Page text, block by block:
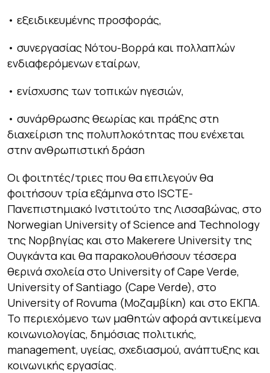
• εξειδικευμένης προσφοράς,
• συνεργασίας Νότου-Βορρά και πολλαπλών
ενδιαφερόμενων εταίρων,
• ενίσχυσης των τοπικών ηγεσιών,
• συνάρθρωσης θεωρίας και πράξης στη
διαχείριση της πολυπλοκότητας που ενέχεται
στην ανθρωπιστική δράση
Οι φοιτητές/τριες που θα επιλεγούν θα
φοιτήσουν τρία εξάμηνα στο ISCTE-
Πανεπιστημιακό Ινστιτούτο της Λισσαβώνας, στο
Norwegian University of Science and Technology
της Νορβηγίας και στο Makerere University της
Ουγκάντα και θα παρακολουθήσουν τέσσερα
θερινά σχολεία στο University of Cape Verde,
University of Santiago (Cape Verde), στο
University of Rovuma (Μοζαμβίκη) και στο ΕΚΠΑ.
Το περιεχόμενο των μαθητών αφορά αντικείμενα
κοινωνιολογίας, δημόσιας πολιτικής,
management, υγείας, σχεδιασμού, ανάπτυξης και
κοινωνικής εργασίας.